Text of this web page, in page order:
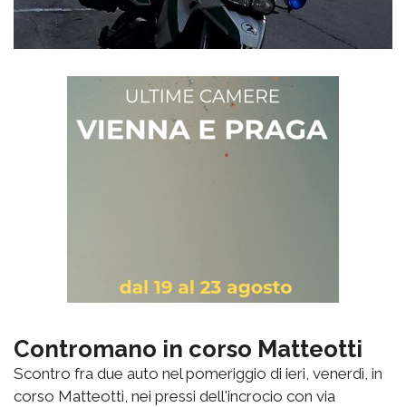
Contromano in corso Matteotti
Scontro fra due auto nel pomeriggio di ieri, venerdì, in
corso Matteotti, nei pressi dell'incrocio con via